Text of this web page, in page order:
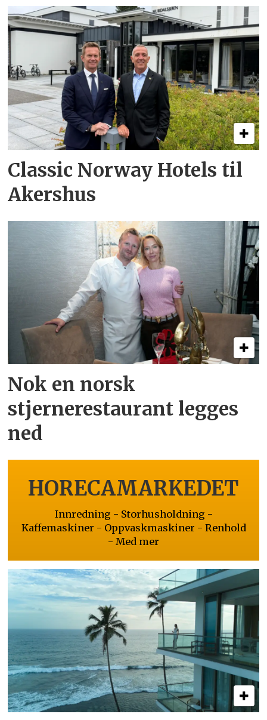
Classic Norway Hotels til
Akershus
Nok en norsk
stjernerestaurant legges
ned
HORECAMARKEDET
Innredning - Storhusholdning -
Kaffemaskiner - Oppvaskmaskiner - Renhold
- Med mer